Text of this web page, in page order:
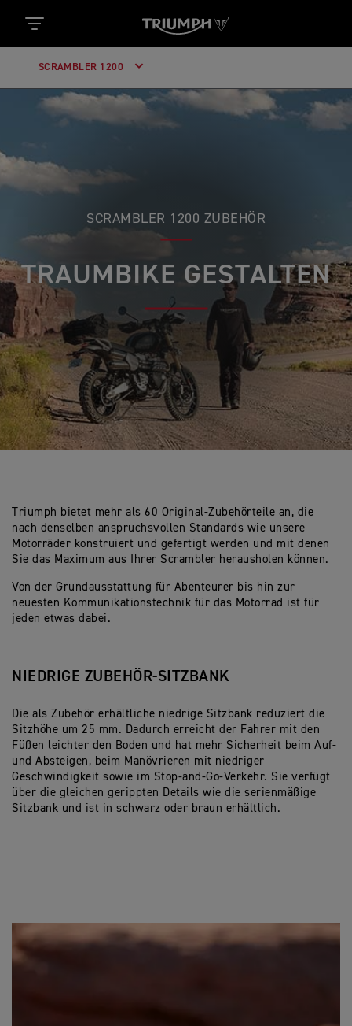
SCRAMBLER 1200
SCRAMBLER 1200 ZUBEHÖR
TRAUMBIKE GESTALTEN
Triumph bietet mehr als 60 Original-Zubehörteile an, die
nach denselben anspruchsvollen Standards wie unsere
Motorräder konstruiert und gefertigt werden und mit denen
Sie das Maximum aus Ihrer Scrambler herausholen können.
Von der Grundausstattung für Abenteurer bis hin zur
neuesten Kommunikationstechnik für das Motorrad ist für
jeden etwas dabei.
NIEDRIGE ZUBEHÖR-SITZBANK
Die als Zubehör erhältliche niedrige Sitzbank reduziert die
Sitzhöhe um 25 mm. Dadurch erreicht der Fahrer mit den
Füßen leichter den Boden und hat mehr Sicherheit beim Auf-
und Absteigen, beim Manövrieren mit niedriger
Geschwindigkeit sowie im Stop-and-Go-Verkehr. Sie verfügt
über die gleichen gerippten Details wie die serienmäßige
Sitzbank und ist in schwarz oder braun erhältlich.